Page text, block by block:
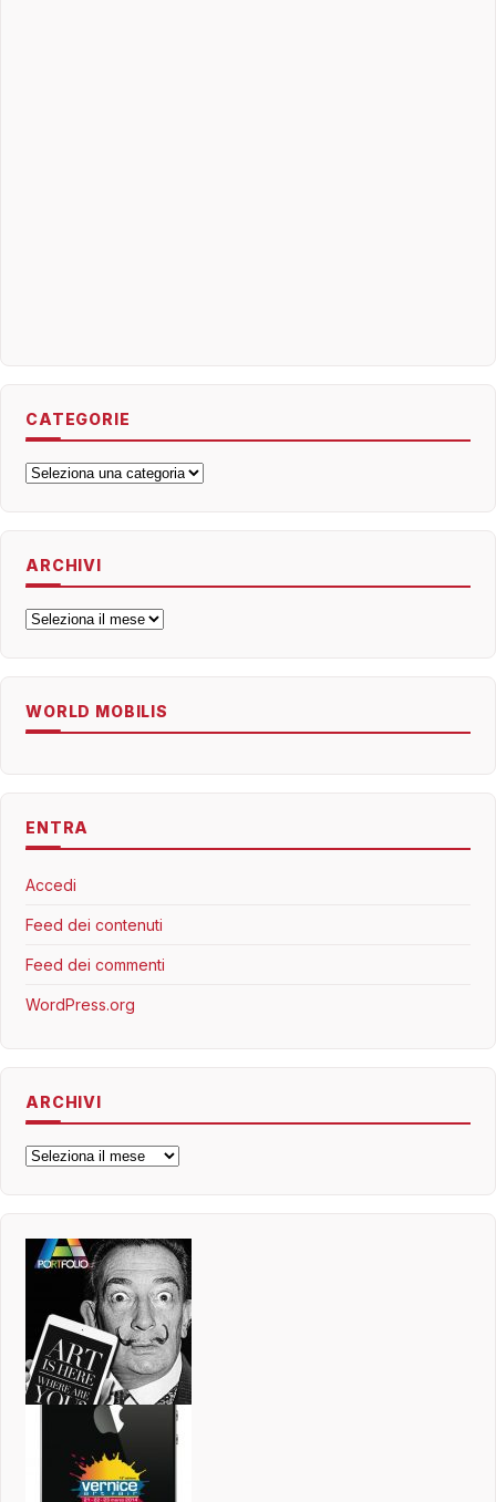
CATEGORIE
Categorie
ARCHIVI
Archivi
WORLD MOBILIS
ENTRA
Accedi
Feed dei contenuti
Feed dei commenti
WordPress.org
ARCHIVI
Archivi